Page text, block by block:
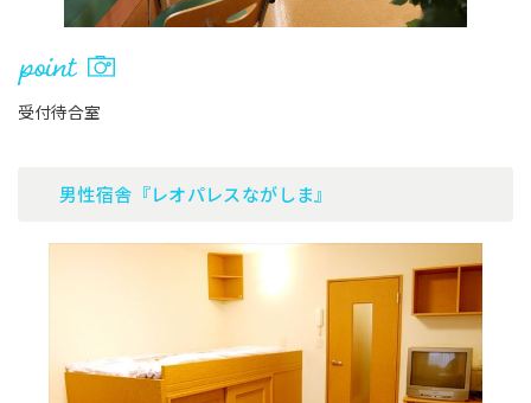
受付待合室
男性宿舎『レオパレスながしま』